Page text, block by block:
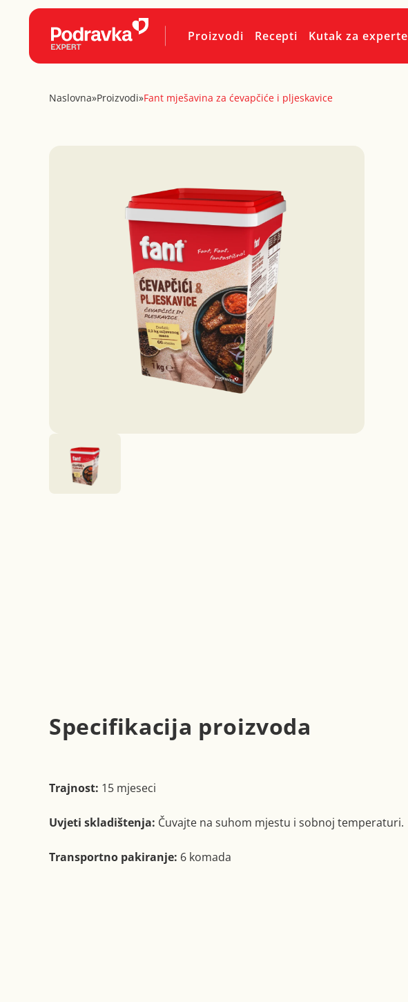
Proizvodi Recepti Kutak za experte
Naslovna»Proizvodi»Fant mješavina za ćevapčiće i pljeskavice
Specifikacija proizvoda
Trajnost: 15 mjeseci
Uvjeti skladištenja: Čuvajte na suhom mjestu i sobnoj temperaturi.
Transportno pakiranje: 6 komada